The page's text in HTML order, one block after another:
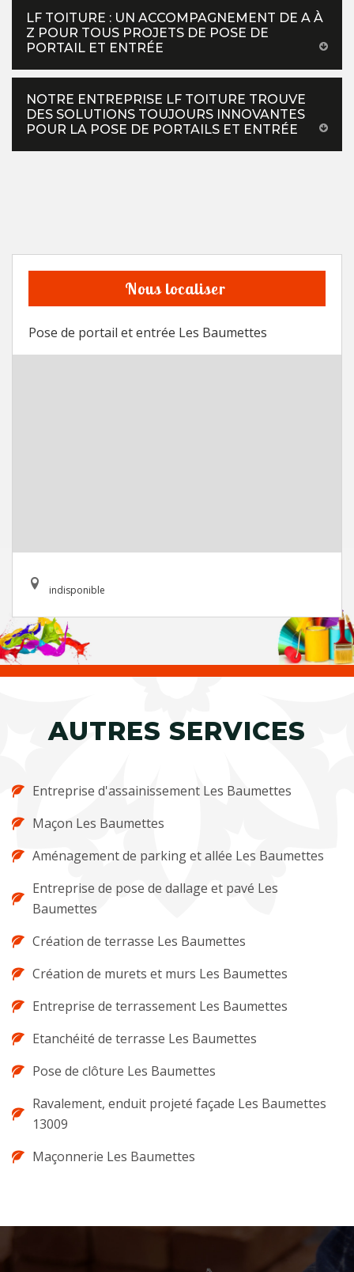
LF TOITURE : UN ACCOMPAGNEMENT DE A À
Z POUR TOUS PROJETS DE POSE DE
PORTAIL ET ENTRÉE
NOTRE ENTREPRISE LF TOITURE TROUVE
DES SOLUTIONS TOUJOURS INNOVANTES
POUR LA POSE DE PORTAILS ET ENTRÉE
Nous localiser
Pose de portail et entrée Les Baumettes
indisponible
AUTRES SERVICES
Entreprise d'assainissement Les Baumettes
Maçon Les Baumettes
Aménagement de parking et allée Les Baumettes
Entreprise de pose de dallage et pavé Les
Baumettes
Création de terrasse Les Baumettes
Création de murets et murs Les Baumettes
Entreprise de terrassement Les Baumettes
Etanchéité de terrasse Les Baumettes
Pose de clôture Les Baumettes
Ravalement, enduit projeté façade Les Baumettes
13009
Maçonnerie Les Baumettes